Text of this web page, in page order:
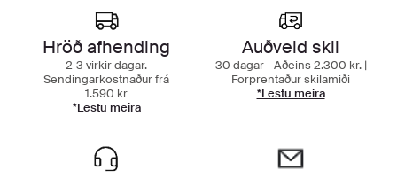
Hröð afhending
2-3 virkir dagar.
Sendingarkostnaður frá
1.590 kr
*Lestu meira
Auðveld skil
30 dagar - Aðeins 2.300 kr. |
Forprentaður skilamiði
*Lestu meira